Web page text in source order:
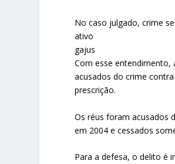
No caso julgado, crime
ativo
gajus
Com esse entendimento,
acusados do crime
prescrição.
Os réus foram acusados
em 2004 e cessados
Para a defesa, o delito é